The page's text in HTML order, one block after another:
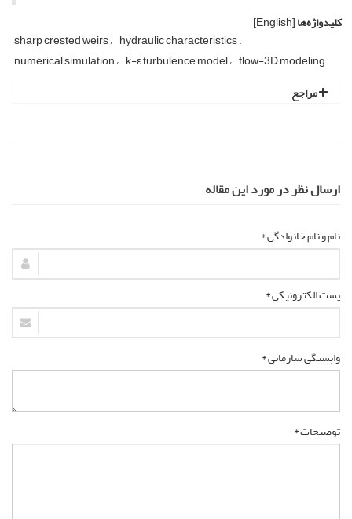
کلیدواژه‌ها[English]
sharp crested weirs hydraulic characteristics
numerical simulation k-ε turbulence model flow-3D modeling
مراجع
ارسال نظر در مورد این مقاله
نام و نام خانوادگی *
پست الکترونیکی *
وابستگی سازمانی *
توضیحات *